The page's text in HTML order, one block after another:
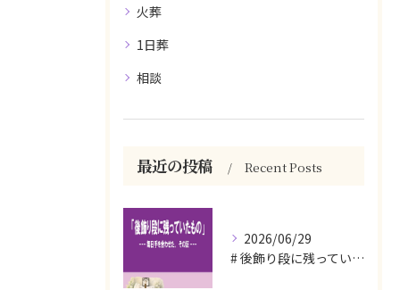
火葬
1日葬
相談
最近の投稿 Recent Posts
2026/06/29
# 後飾り段に残っていたもの